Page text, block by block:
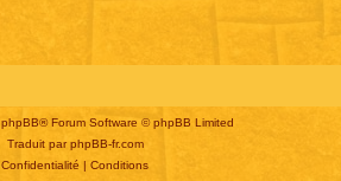
phpBB® Forum Software © phpBB Limited
Traduit parphpBB-fr.com
Confidentialité | Conditions